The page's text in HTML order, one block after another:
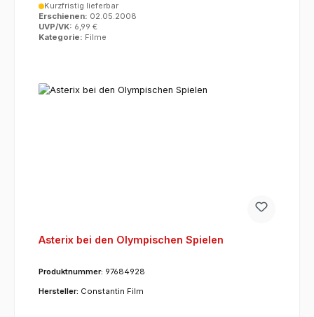
Kurzfristig lieferbar
Erschienen: 02.05.2008
UVP/VK: 6,99 €
Kategorie: Filme
Asterix bei den Olympischen Spielen
Produktnummer: 97684928
Hersteller: Constantin Film